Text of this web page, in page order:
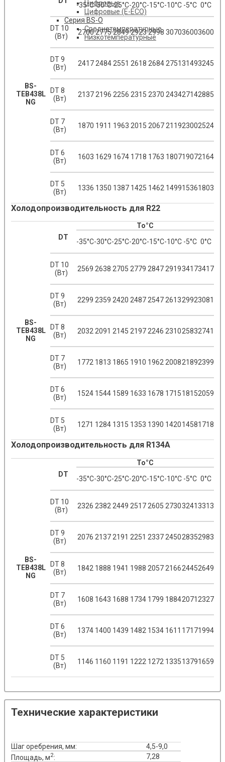
Цифровые
Цифровые (E-ECO)
Серия BS-O
Среднетемпературные
Низкотемпературные
BS-
TEB438L
NG
-35°С-30°С-25°С-20°С-15°С-10°С -5°С 0°С
DT 10
(Вт)
27002775284929232998 307036003600
DT 9
(Вт)
2417 2484 2551 2618 2684 275131493245
DT 8
(Вт)
2137 2196 2256 2315 2370 243427142885
DT 7
(Вт)
1870 1911 1963 2015 2067 211923002524
DT 6
(Вт)
1603 1629 1674 1718 1763 180719072164
DT 5
(Вт)
1336 1350 1387 1425 1462 149915361803
Холодопроизводительность для R22
BS-
TEB438L
NG
DT
To°С
-35°С-30°С-25°С-20°С-15°С-10°С -5°С 0°С
DT 10
(Вт)
2569 2638 2705 2779 2847 291934173417
DT 9
(Вт)
2299 2359 2420 2487 2547 261329923081
DT 8
(Вт)
2032 2091 2145 2197 2246 231025832741
DT 7
(Вт)
1772 1813 1865 1910 1962 200821892399
DT 6
(Вт)
1524 1544 1589 1633 1678 171518152059
DT 5
(Вт)
1271 1284 1315 1353 1390 142014581718
Холодопроизводительность для R134A
BS-
TEB438L
NG
DT
To°С
-35°С-30°С-25°С-20°С-15°С-10°С -5°С 0°С
DT 10
(Вт)
2326 2382 2449 2517 2605 273032413313
DT 9
(Вт)
2076 2137 2191 2251 2337 245028352983
DT 8
(Вт)
1842 1888 1941 1988 2057 216624452649
DT 7
(Вт)
1608 1643 1688 1734 1799 18842071 2327
DT 6
(Вт)
1374 1400 1439 1482 1534 1611 17171994
DT 5
(Вт)
1146 1160 1191 1222 1272 133513791659
Технические характеристики
Шаг оребрения, мм:
4,5-9,0
Площадь, м2:
7,28